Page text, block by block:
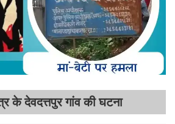
के देवदत्तपुर गांव की घटना